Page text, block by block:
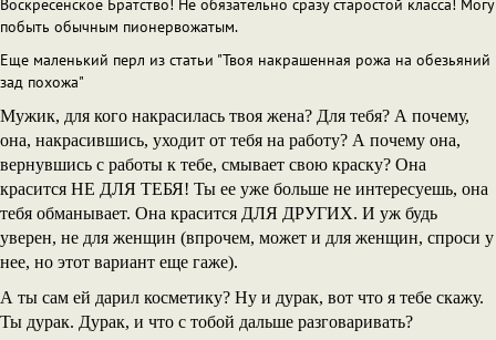
Воскресенское Братство! Не обязательно сразу старостой класса! Могу
побыть обычным пионервожатым.
Еще маленький перл из статьи "Твоя накрашенная рожа на обезьяний
зад похожа"
Мужик, для кого накрасилась твоя жена? Для тебя? А почему,
она, накрасившись, уходит от тебя на работу? А почему она,
вернувшись с работы к тебе, смывает свою краску? Она
красится НЕ ДЛЯ ТЕБЯ! Ты ее уже больше не интересуешь, она
тебя обманывает. Она красится ДЛЯ ДРУГИХ. И уж будь
уверен, не для женщин (впрочем, может и для женщин, спроси у
нее, но этот вариант еще гаже).
А ты сам ей дарил косметику? Ну и дурак, вот что я тебе скажу.
Ты дурак. Дурак, и что с тобой дальше разговаривать?